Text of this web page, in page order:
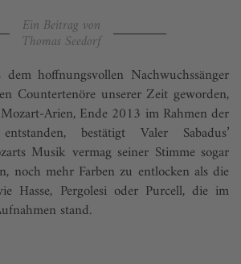
Ein Beitrag von
Thomas Seedorf
hoffnungsvollen Nachwuchssänger
Countertenöre unserer Zeit geworden,
Arien, Ende 2013 im Rahmen der
bestätigt Valer Sabadus’
Musik vermag seiner Stimme sogar
noch mehr Farben zu entlocken als die
Hasse, Pergolesi oder Purcell, die im
stand.